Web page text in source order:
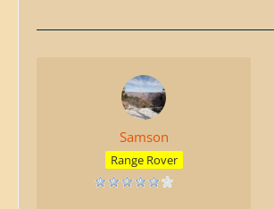
Samson
Range Rover